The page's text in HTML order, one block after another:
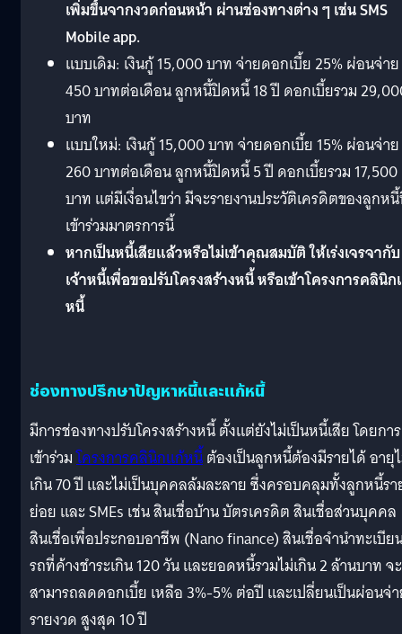
เพิ่มขึ้นจากงวดก่อนหน้า ผ่านช่องทางต่าง ๆ เช่น SMS
Mobile app.
แบบเดิม: เงินกู้ 15,000 บาท จ่ายดอกเบี้ย 25% ผ่อนจ่าย
450 บาทต่อเดือน ลูกหนี้ปิดหนี้ 18 ปี ดอกเบี้ยรวม
บาท
แบบใหม่: เงินกู้ 15,000 บาท จ่ายดอกเบี้ย 15% ผ่อนจ่าย
260 บาทต่อเดือน ลูกหนี้ปิดหนี้ 5 ปี ดอกเบี้ยรวม 17,500
บาท แต่มีเงื่อนไขว่า มีจะรายงานประวัติเครดิตของลูกห
เข้าร่วมมาตรการนี้
หากเป็นหนี้เสียแล้วหรือไม่เข้าคุณสมบัติ ให้เร่งเจรจากับ
เจ้าหนี้เพื่อขอปรับโครงสร้างหนี้ หรือเข้าโครงการคลินิ
หนี้
ช่องทางปรึกษาปัญหาหนี้และแก้หนี้
มีการช่องทางปรับโครงสร้างหนี้ ตั้งแต่ยังไม่เป็นหนี้เสีย โดยการ
เข้าร่วมโครงการคลินิกแก้หนี้ต้องเป็นลูกหนี้ต้องมีรายได้ อายุ
เกิน 70 ปี และไม่เป็นบุคคลล้มละลาย ซึ่งครอบคลุมทั้งลูกหนี้ร
ย่อย และ SMEs เช่น สินเชื่อบ้าน บัตรเครดิต สินเชื่อส่วนบุคคล
สินเชื่อเพื่อประกอบอาชีพ (Nano finance) สินเชื่อจำนำทะเบีย
รถที่ค้างชำระเกิน 120 วัน และยอดหนี้รวมไม่เกิน 2 ล้านบาท จะ
สามารถลดดอกเบี้ย เหลือ 3%-5% ต่อปี และเปลี่ยนเป็นผ่อนจ่
รายงวด สูงสุด 10 ปี